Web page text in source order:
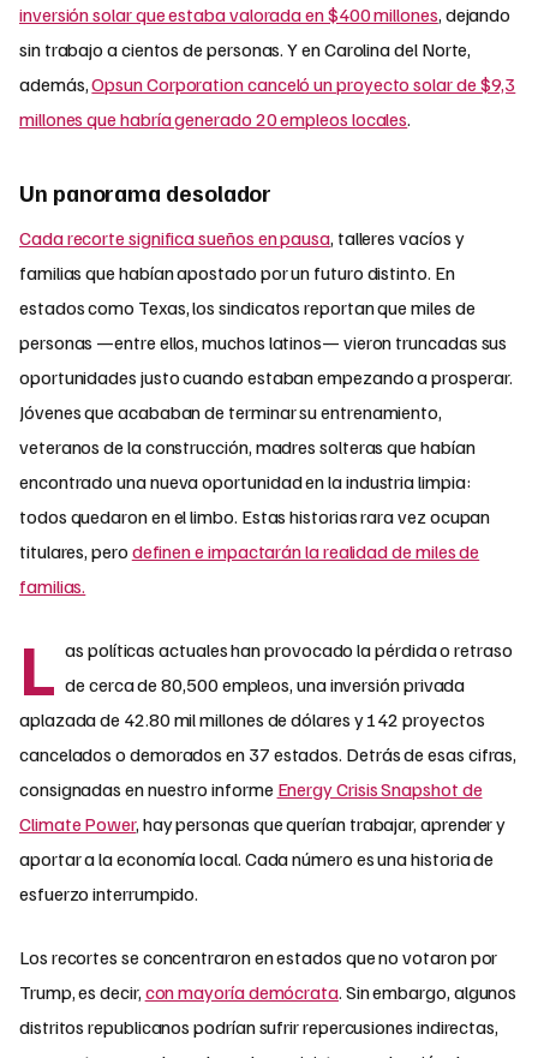
inversión solar que estaba valorada en $400 millones, dejando
sin trabajo a cientos de personas. Y en Carolina del Norte,
además,Opsun Corporation canceló un proyecto solar de $9,3
millones que habría generado 20 empleos locales.
Un panorama desolador
Cada recorte significa sueños en pausa, talleres vacíos y
familias que habían apostado por un futuro distinto. En
estados como Texas, los sindicatos reportan que miles de
personas —entre ellos, muchos latinos— vieron truncadas sus
oportunidades justo cuando estaban empezando a prosperar.
Jóvenes que acababan de terminar su entrenamiento,
veteranos de la construcción, madres solteras que habían
encontrado una nueva oportunidad en la industria limpia:
todos quedaron en el limbo. Estas historias rara vez ocupan
titulares, pero definen e impactarán la realidad de miles de
familias.
L as políticas actuales han provocado la pérdida o retraso
de cerca de 80,500 empleos, una inversión privada
aplazada de 42.80 mil millones de dólares y 142 proyectos
cancelados o demorados en 37 estados. Detrás de esas cifras,
consignadas en nuestro informe Energy Crisis Snapshot de
Climate Power, hay personas que querían trabajar, aprender y
aportar a la economía local. Cada número es una historia de
esfuerzo interrumpido.
Los recortes se concentraron en estados que no votaron por
Trump, es decir, con mayoría demócrata. Sin embargo, algunos
distritos republicanos podrían sufrir repercusiones indirectas,